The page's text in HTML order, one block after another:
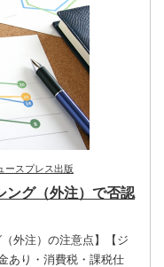
ースプレス出版
ング（外注）で否認
外注）の注意点】【ジ
あり・消費税・課税仕